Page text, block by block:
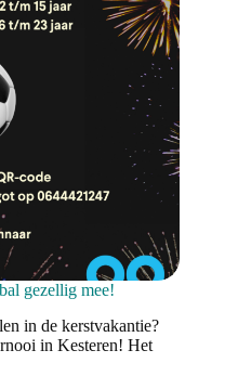
gezellig mee!
in de kerstvakantie?
in Kesteren! Het